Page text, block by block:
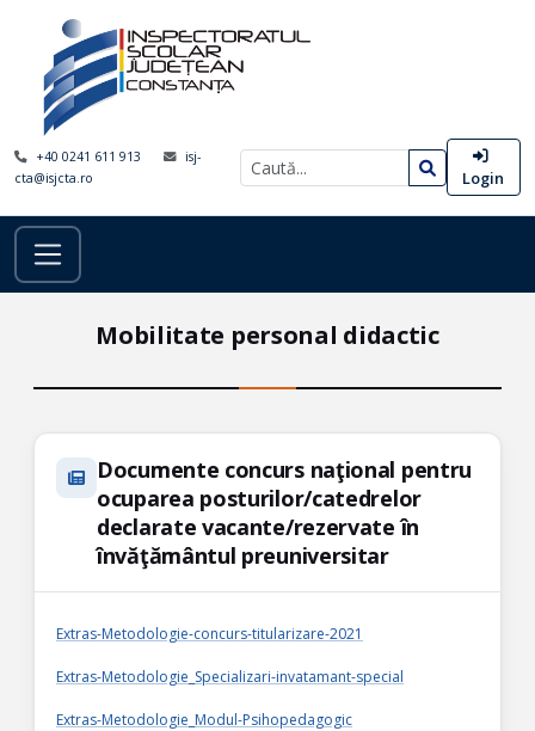
+40 0241 611 913
isj-
cta@isjcta.ro
Login
Mobilitate personal didactic
Documente concurs naţional pentru
ocuparea posturilor/catedrelor
declarate vacante/rezervate în
învăţământul preuniversitar
Extras-Metodologie-concurs-titularizare-2021
Extras-Metodologie_Specializari-invatamant-special
Extras-Metodologie_Modul-Psihopedagogic